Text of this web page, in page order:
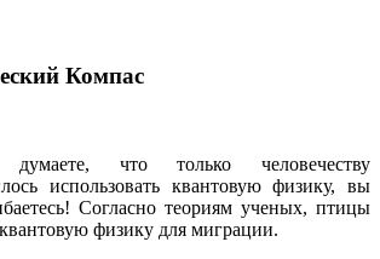
Компас
что только человечеству
использовать квантовую физику, вы
Согласно теориям ученых, птицы
физику для миграции.